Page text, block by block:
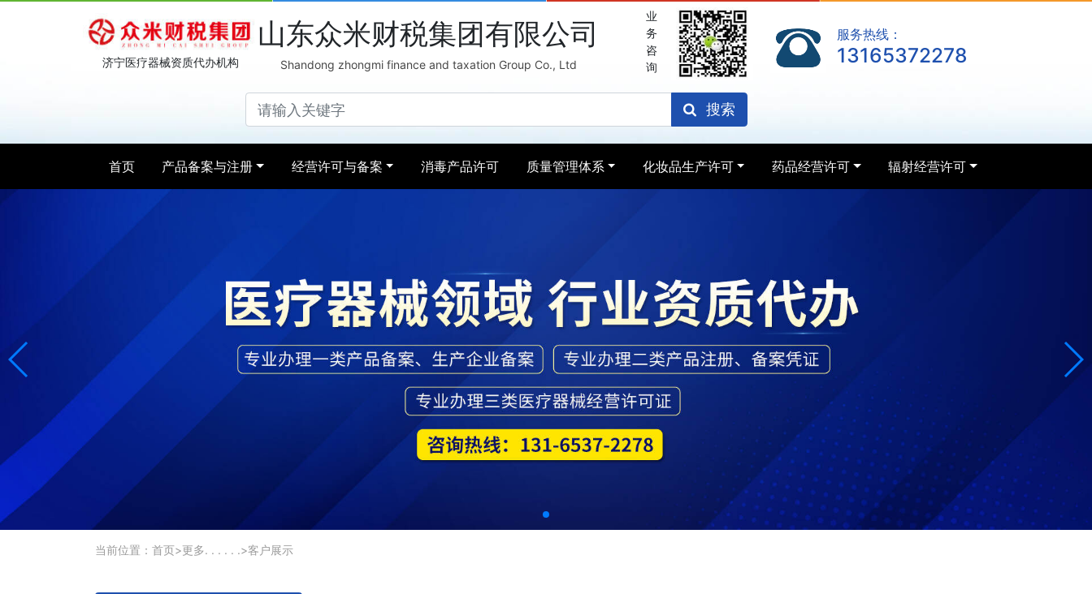
济宁医疗器械资质代办机构
山东众米财税集团有限公司
Shandong zhongmi finance and taxation Group Co., Ltd
业
务
咨
询
服务热线：
13165372278
搜索
首页 产品备案与注册 经营许可与备案 消毒产品许可 质量管理体系 化妆品生产许可 药品经营许可 辐射经营许可
当前位置： 首页>更多. . . . . .>客户展示